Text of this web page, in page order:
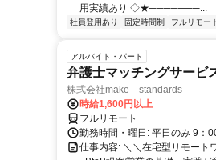
用実績あり ◇★───────...
社員登用あり 固定時間制 フルリモー
アルバイト・パート
弁護士マッチングサービ
株式会社make standards
時給1,600円以上
フルリモート
勤務時間・曜日: 平日のみ 9：
仕事内容: ＼＼在宅型リモ